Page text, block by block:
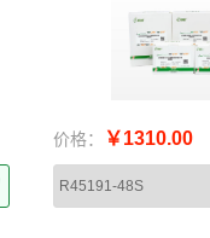
价格： ￥1310.00